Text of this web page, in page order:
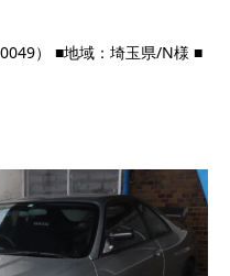
） ■地域：埼玉県/N様 ■